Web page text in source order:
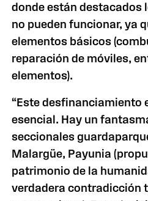
donde están destacados
no pueden funcionar, ya
elementos básicos
reparación de móviles,
elementos).
“Este desfinanciamiento
esencial. Hay un
seccionales
Malargüe, Payunia
patrimonio de la
verdadera contradicción